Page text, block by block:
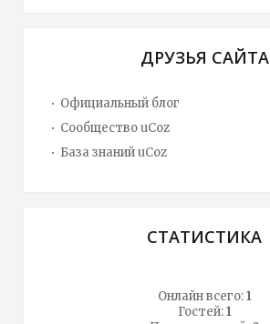
ДРУЗЬЯ САЙТА
Официальный блог
Сообщество uCoz
База знаний uCoz
СТАТИСТИКА
Онлайн всего:1
Гостей:1